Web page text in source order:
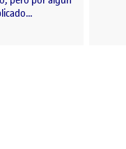
Quinta semana